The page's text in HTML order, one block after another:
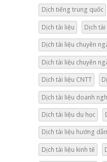
Dịch tiếng trung quốc
Dịch tài liệu Dịch
Dịch tài liệu chuyên
Dịch tài liệu chuyên
Dịch tài liệu CNTT
Dịch tài liệu doanh
Dịch tài liệu du học
Dịch tài liệu hướng
Dịch tài liệu kinh tế